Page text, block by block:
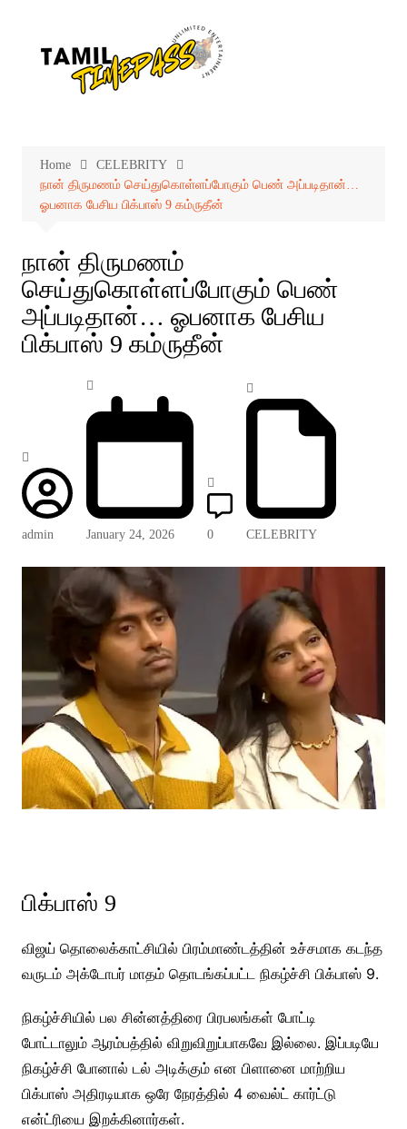
Home
CELEBRITY
நான் திருமணம் செய்துகொள்ளப்போகும் பெண் அப்படிதான்…
ஓபனாக பேசிய பிக்பாஸ் 9 கம்ருதீன்
நான் திருமணம்
செய்துகொள்ளப்போகும் பெண்
அப்படிதான்… ஓபனாக பேசிய
பிக்பாஸ் 9 கம்ருதீன்
admin January 24, 2026 0 CELEBRITY
பிக்பாஸ் 9
விஜய் தொலைக்காட்சியில் பிரம்மாண்டத்தின் உச்சமாக கடந்த
வருடம் அக்டோபர் மாதம் தொடங்கப்பட்ட நிகழ்ச்சி பிக்பாஸ் 9.
நிகழ்ச்சியில் பல சின்னத்திரை பிரபலங்கள் போட்டி
போட்டாலும் ஆரம்பத்தில் விறுவிறுப்பாகவே இல்லை. இப்படியே
நிகழ்ச்சி போனால் டல் அடிக்கும் என பிளானை மாற்றிய
பிக்பாஸ் அதிரடியாக ஒரே நேரத்தில் 4 வைல்ட் கார்ட்டு
என்ட்ரியை இறக்கினார்கள்.